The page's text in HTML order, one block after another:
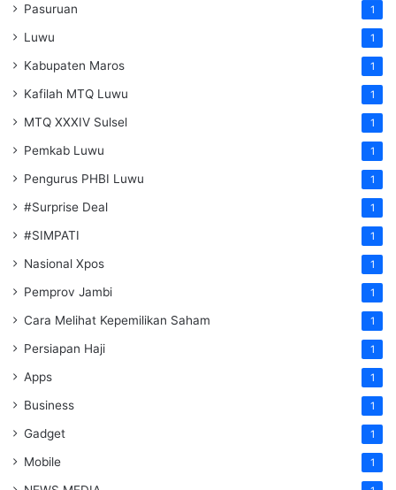
Pasuruan 1
Luwu 1
Kabupaten Maros 1
Kafilah MTQ Luwu 1
MTQ XXXIV Sulsel 1
Pemkab Luwu 1
Pengurus PHBI Luwu 1
#Surprise Deal 1
#SIMPATI 1
Nasional Xpos 1
Pemprov Jambi 1
Cara Melihat Kepemilikan Saham 1
Persiapan Haji 1
Apps 1
Business 1
Gadget 1
Mobile 1